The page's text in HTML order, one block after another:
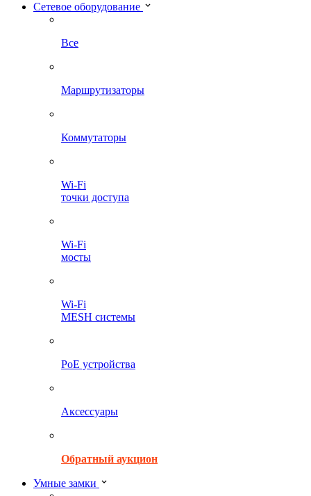
Сетевое оборудование
Все
Маршрутизаторы
Коммутаторы
Wi-Fi
точки доступа
Wi-Fi
мосты
Wi-Fi
MESH системы
PoE устройства
Аксессуары
Обратный аукцион
Умные замки